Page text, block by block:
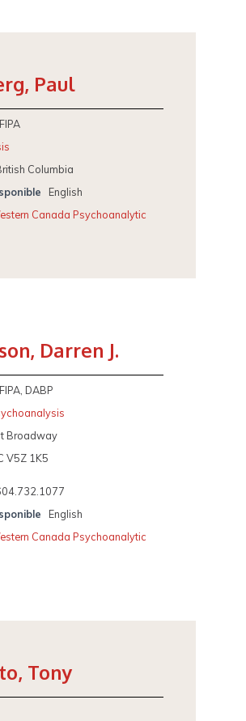
Paul
Columbia
English
Canada Psychoanalytic
Darren J.
DABP
Broadway
V5Z 1K5
English
Canada Psychoanalytic
Tony